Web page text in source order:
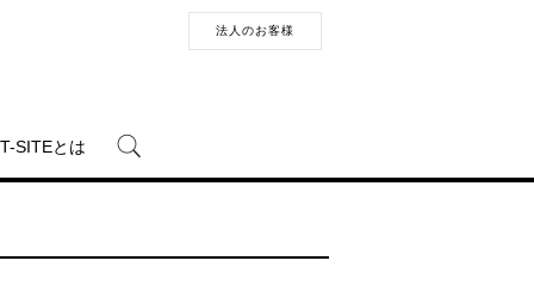
法人のお客様
SITEとは